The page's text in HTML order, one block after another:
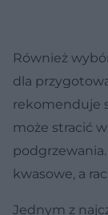
Również
dla
rekomenduje
może stracić
kwasowe, a
Jednym z